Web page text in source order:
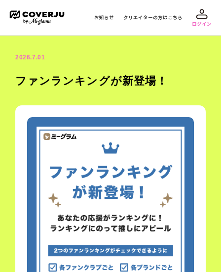
お知らせ
クリエイターの方はこちら
ログイン
2026.7.01
ファンランキングが新登場！